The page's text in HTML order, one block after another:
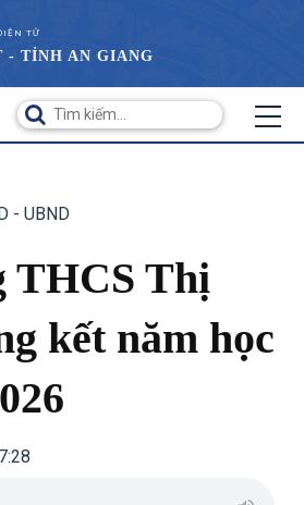
TỬ
- TỈNH AN GIANG
- UBND
THCS Thị
kết năm học